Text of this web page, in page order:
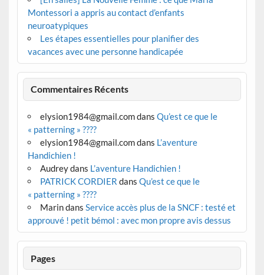
Montessori a appris au contact d’enfants
neuroatypiques
Les étapes essentielles pour planifier des
vacances avec une personne handicapée
Commentaires Récents
elysion1984@gmail.comdans Qu’est ce que le
« patterning » ????
elysion1984@gmail.comdans L’aventure
Handichien !
Audreydans L’aventure Handichien !
PATRICK CORDIER dans Qu’est ce que le
« patterning » ????
Marindans Service accès plus de la SNCF : testé et
approuvé ! petit bémol : avec mon propre avis dessus
Pages